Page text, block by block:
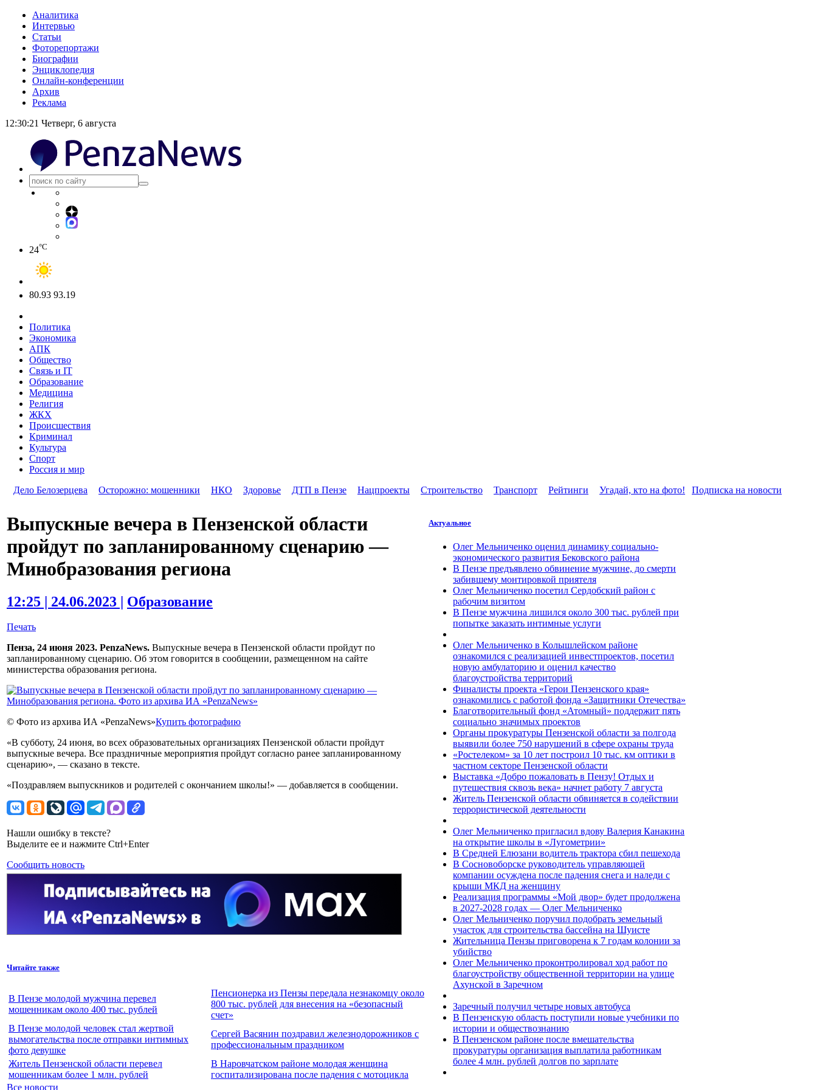
Аналитика
Интервью
Статьи
Фоторепортажи
Биографии
Энциклопедия
Онлайн-конференции
Архив
Реклама
12:30:21 Четверг, 6 августа
24°C
80.93 93.19
Политика
Экономика
АПК
Общество
Связь и IT
Образование
Медицина
Религия
ЖКХ
Происшествия
Криминал
Культура
Спорт
Россия и мир
Дело Белозерцева
Осторожно: мошенники НКО Здоровье ДТП в Пензе Нацпроекты Строительство Транспорт Рейтинги Угадай, кто на фото! Подписка на новости
Выпускные вечера в Пензенской области
пройдут по запланированному сценарию —
Минобразования региона
12:25 | 24.06.2023 | Образование
Печать
Пенза, 24 июня 2023. PenzaNews. Выпускные вечера в Пензенской области пройдут по
запланированному сценарию. Об этом говорится в сообщении, размещенном на сайте
министерства образования региона.
© Фото из архива ИА «PenzaNews»Купить фотографию
«В субботу, 24 июня, во всех образовательных организациях Пензенской области пройдут
выпускные вечера. Все праздничные мероприятия пройдут согласно ранее запланированному
сценарию», — сказано в тексте.
«Поздравляем выпускников и родителей с окончанием школы!» — добавляется в сообщении.
Нашли ошибку в тексте?
Выделите ее и нажмите Ctrl+Enter
Сообщить новость
Читайте также
В Пензе молодой мужчина перевел
мошенникам около 400 тыс. рублей
Пенсионерка из Пензы передала незнакомцу около
800 тыс. рублей для внесения на «безопасный
счет»
В Пензе молодой человек стал жертвой
вымогательства после отправки интимных
фото девушке
Сергей Васянин поздравил железнодорожников с
профессиональным праздником
Житель Пензенской области перевел
мошенникам более 1 млн. рублей
В Наровчатском районе молодая женщина
госпитализирована после падения с мотоцикла
Все новости
Актуальное
Олег Мельниченко оценил динамику социально-
экономического развития Бековского района
В Пензе предъявлено обвинение мужчине, до смерти
забившему монтировкой приятеля
Олег Мельниченко посетил Сердобский район с
рабочим визитом
В Пензе мужчина лишился около 300 тыс. рублей при
попытке заказать интимные услуги
Олег Мельниченко в Колышлейском районе
ознакомился с реализацией инвестпроектов, посетил
новую амбулаторию и оценил качество
благоустройства территорий
Финалисты проекта «Герои Пензенского края»
ознакомились с работой фонда «Защитники Отечества»
Благотворительный фонд «Атомный» поддержит пять
социально значимых проектов
Органы прокуратуры Пензенской области за полгода
выявили более 750 нарушений в сфере охраны труда
«Ростелеком» за 10 лет построил 10 тыс. км оптики в
частном секторе Пензенской области
Выставка «Добро пожаловать в Пензу! Отдых и
путешествия сквозь века» начнет работу 7 августа
Житель Пензенской области обвиняется в содействии
террористической деятельности
Олег Мельниченко пригласил вдову Валерия Канакина
на открытие школы в «Лугометрии»
В Средней Елюзани водитель трактора сбил пешехода
В Сосновоборске руководитель управляющей
компании осуждена после падения снега и наледи с
крыши МКД на женщину
Реализация программы «Мой двор» будет продолжена
в 2027-2028 годах — Олег Мельниченко
Олег Мельниченко поручил подобрать земельный
участок для строительства бассейна на Шуисте
Жительница Пензы приговорена к 7 годам колонии за
убийство
Олег Мельниченко проконтролировал ход работ по
благоустройству общественной территории на улице
Ахунской в Заречном
Заречный получил четыре новых автобуса
В Пензенскую область поступили новые учебники по
истории и обществознанию
В Пензенском районе после вмешательства
прокуратуры организация выплатила работникам
более 4 млн. рублей долгов по зарплате